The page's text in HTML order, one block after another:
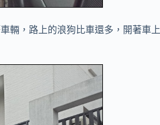
輛，路上的浪狗比車還多，開著車上